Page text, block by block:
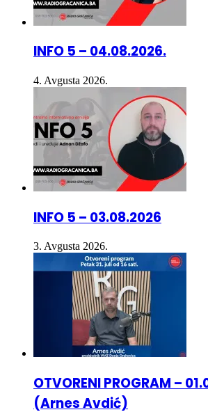
INFO 5 – 04.08.2026.
4. Avgusta 2026.
INFO 5 – 03.08.2026
3. Avgusta 2026.
OTVORENI PROGRAM –
(Arnes Avdić)
3. Avgusta 2026.